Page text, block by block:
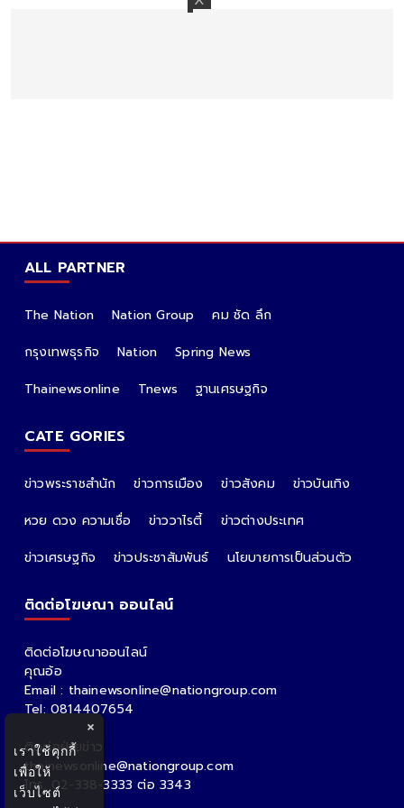
ALL PARTNER
The Nation Nation Group
คม ชัด ลึก
กรุงเทพธุรกิจ
Nation
Spring News
Thainewsonline
Tnews ฐานเศรษฐกิจ
CATE GORIES
ข่าวพระราชสำนัก ข่าวการเมือง ข่าวสังคม
ข่าวบันเทิง
หวย ดวง ความเชื่อ
ข่าววาไรตี้
ข่าวต่างประเทศ
ข่าวเศรษฐกิจ
ข่าวประชาสัมพันธ์ นโยบายการเป็นส่วนตัว
ติดต่อโฆษณา ออนไลน์
ติดต่อโฆษณาออนไลน์
คุณอ้อ
Email : thainewsonline@nationgroup.com
Tel: 0814407654
ติดต่อฝ่ายข่าว
thainewsonline@nationgroup.com
โทร. 02-338-3333 ต่อ 3343
×
เราใช้คุกกี้
เพื่อให้
เว็บไซต์